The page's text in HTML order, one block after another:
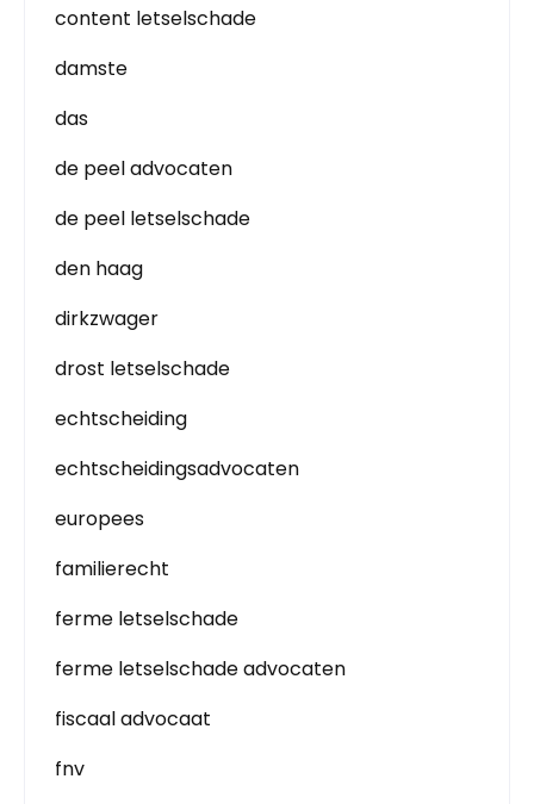
content letselschade
damste
das
de peel advocaten
de peel letselschade
den haag
dirkzwager
drost letselschade
echtscheiding
echtscheidingsadvocaten
europees
familierecht
ferme letselschade
ferme letselschade advocaten
fiscaal advocaat
fnv